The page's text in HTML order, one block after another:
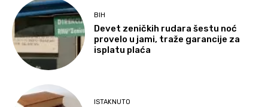
BIH
Devet zeničkih rudara šestu noć
provelo u jami, traže garancije za
isplatu plaća
ISTAKNUTO